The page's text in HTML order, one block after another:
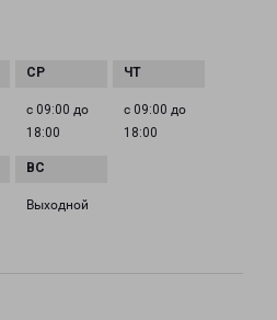
с 09:00 до
18:00
с 09:00 до
18:00
Выходной